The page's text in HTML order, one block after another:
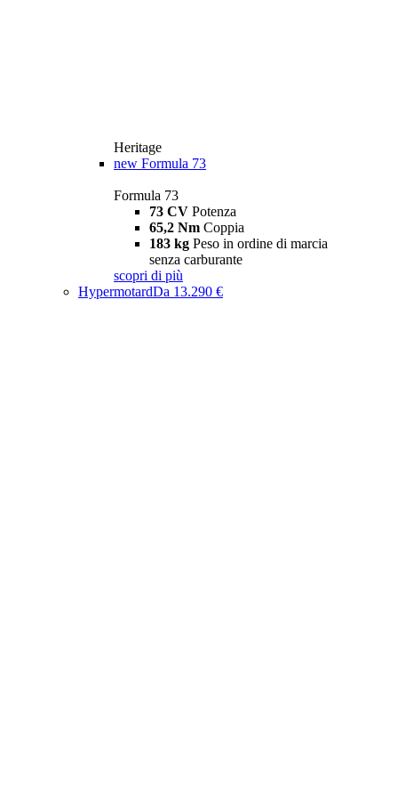
Heritage
new Formula 73
Formula 73
73 CV Potenza
65,2 Nm Coppia
183 kg Peso in ordine di marcia
senza carburante
scopri di più
HypermotardDa 13.290 €